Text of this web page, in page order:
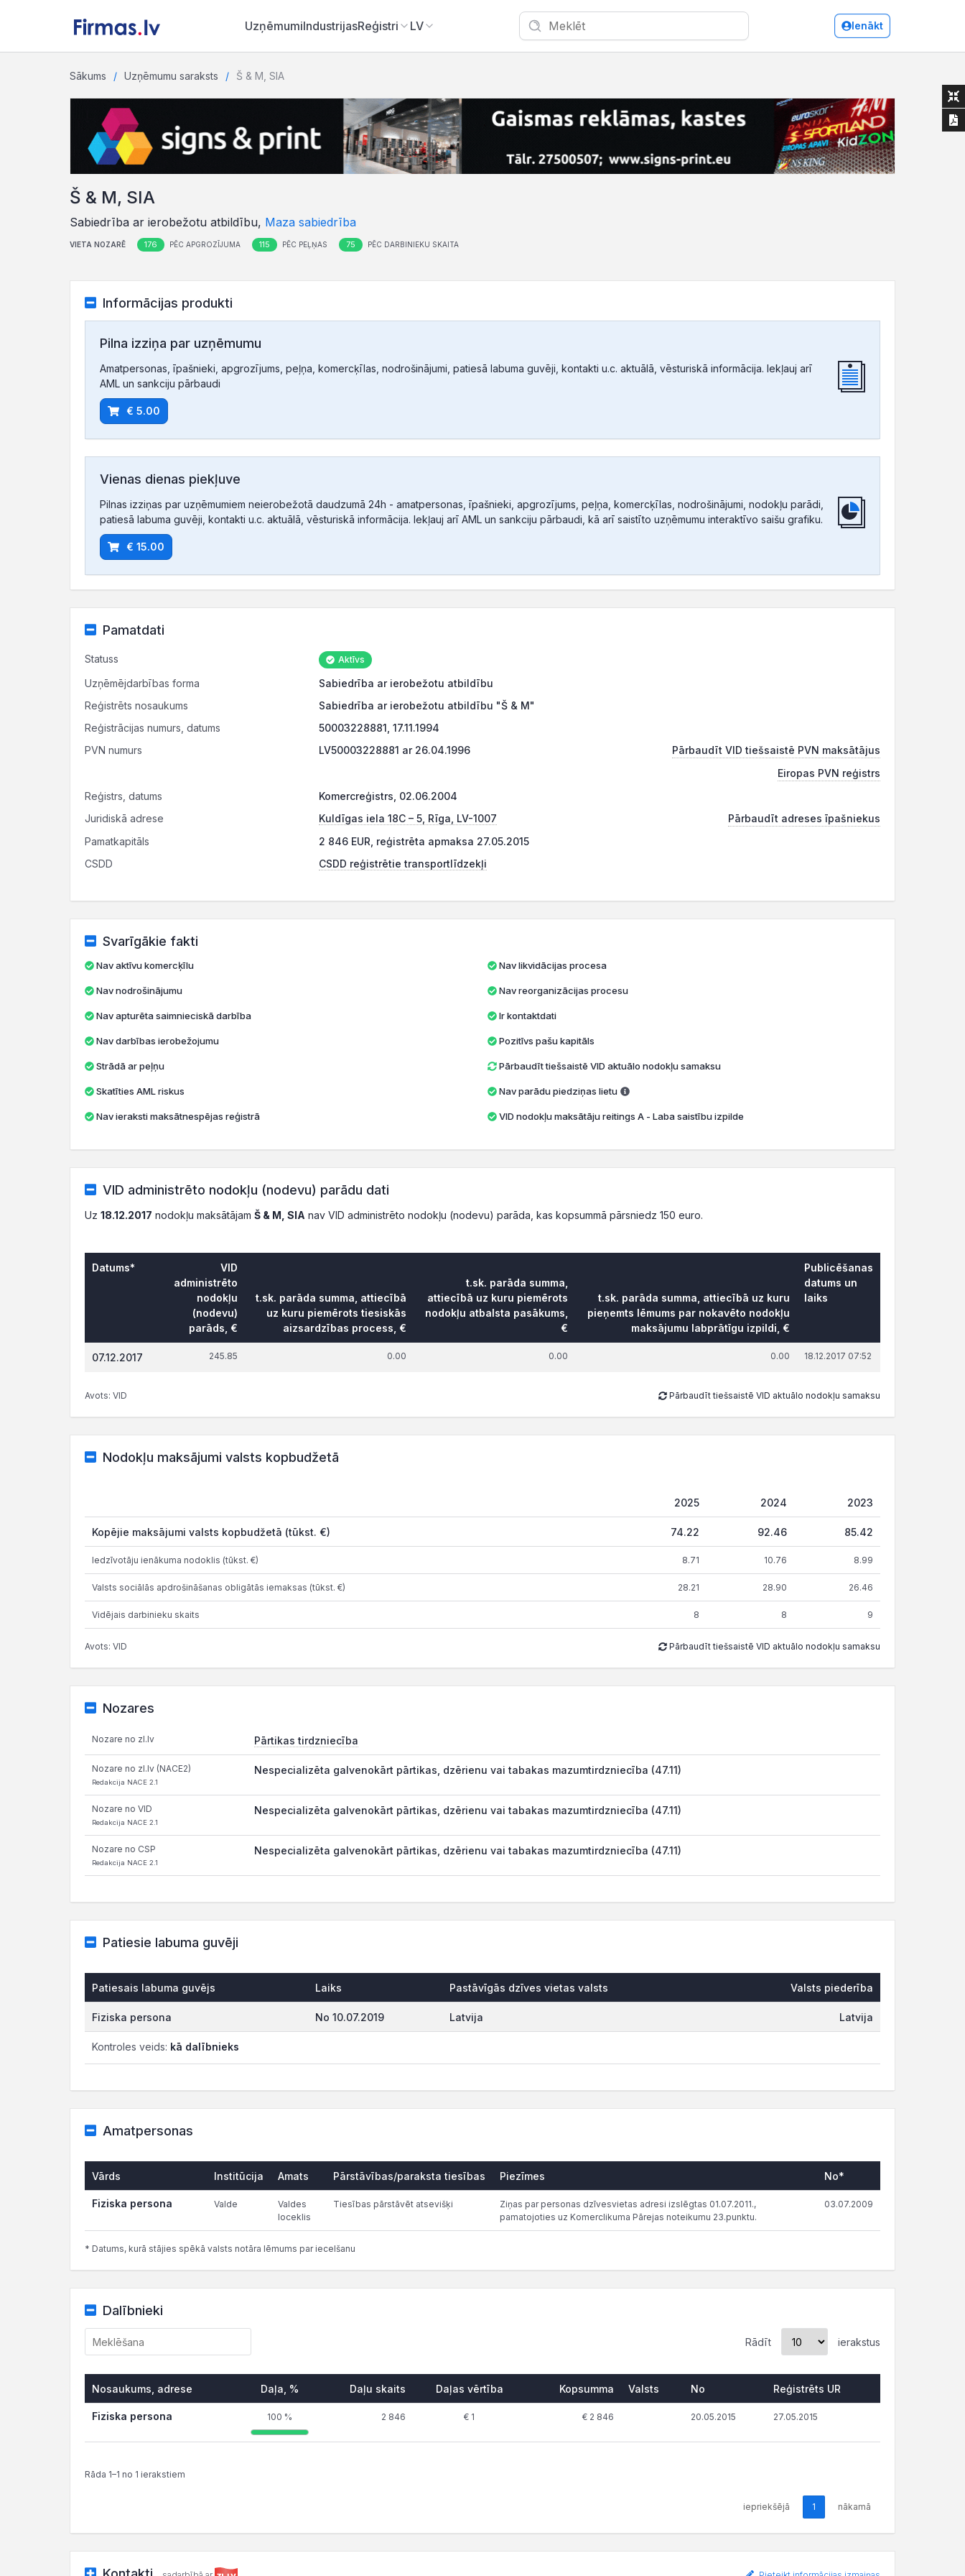
UzņēmumiIndustrijasReģistri LV Ienākt
Sākums Uzņēmumu saraksts Š & M, SIA
Š & M, SIA
Sabiedrība ar ierobežotu atbildību, Maza sabiedrība
VIETA NOZARĒ 176 PĒC APGROZĪJUMA 115 PĒC PEĻŅAS 75 PĒC DARBINIEKU SKAITA
Informācijas produkti
Pilna izziņa par uzņēmumu
Amatpersonas, īpašnieki, apgrozījums, peļņa, komercķīlas, nodrošinājumi, patiesā labuma guvēji, kontakti u.c. aktuālā, vēsturiskā informācija. Iekļauj arī
AML un sankciju pārbaudi
€ 5.00
Vienas dienas piekļuve
Pilnas izziņas par uzņēmumiem neierobežotā daudzumā 24h - amatpersonas, īpašnieki, apgrozījums, peļņa, komercķīlas, nodrošinājumi, nodokļu parādi,
patiesā labuma guvēji, kontakti u.c. aktuālā, vēsturiskā informācija. Iekļauj arī AML un sankciju pārbaudi, kā arī saistīto uzņēmumu interaktīvo saišu grafiku.
€ 15.00
Pamatdati
Statuss Aktīvs
Uzņēmējdarbības forma
Sabiedrība ar ierobežotu atbildību
Reģistrēts nosaukums
Sabiedrība ar ierobežotu atbildību "Š & M"
Reģistrācijas numurs, datums
50003228881, 17.11.1994
PVN numurs
LV50003228881 ar 26.04.1996
Pārbaudīt VID tiešsaistē PVN maksātājus
Eiropas PVN reģistrs
Reģistrs, datums
Komercreģistrs, 02.06.2004
Juridiskā adrese
Kuldīgas iela 18C – 5, Rīga, LV-1007
Pārbaudīt adreses īpašniekus
Pamatkapitāls
2 846 EUR, reģistrēta apmaksa 27.05.2015
CSDD
CSDD reģistrētie transportlīdzekļi
Svarīgākie fakti
Nav aktīvu komercķīlu
Nav nodrošinājumu
Nav apturēta saimnieciskā darbība
Nav darbības ierobežojumu
Strādā ar peļņu
Skatīties AML riskus
Nav ieraksti maksātnespējas reģistrā
Nav likvidācijas procesa
Nav reorganizācijas procesu
Ir kontaktdati
Pozitīvs pašu kapitāls
Pārbaudīt tiešsaistē VID aktuālo nodokļu samaksu
Nav parādu piedziņas lietu
VID nodokļu maksātāju reitings A - Laba saistību izpilde
VID administrēto nodokļu (nodevu) parādu dati
Uz 18.12.2017 nodokļu maksātājam Š & M, SIA nav VID administrēto nodokļu (nodevu) parāda, kas kopsummā pārsniedz 150 euro.
Datums*
VID
administrēto
nodokļu
(nodevu)
parāds, €
t.sk. parāda summa, attiecībā
uz kuru piemērots tiesiskās
aizsardzības process, €
t.sk. parāda summa,
attiecībā uz kuru piemērots
nodokļu atbalsta pasākums,
€
t.sk. parāda summa, attiecībā uz kuru
pieņemts lēmums par nokavēto nodokļu
maksājumu labprātīgu izpildi, €
Publicēšanas
datums un
laiks
07.12.2017 245.85 0.00 0.00 0.00 18.12.2017 07:52
Avots: VID Pārbaudīt tiešsaistē VID aktuālo nodokļu samaksu
Nodokļu maksājumi valsts kopbudžetā
2025 2024 2023
Kopējie maksājumi valsts kopbudžetā (tūkst. €) 74.22 92.46 85.42
Iedzīvotāju ienākuma nodoklis (tūkst. €) 8.71 10.76 8.99
Valsts sociālās apdrošināšanas obligātās iemaksas (tūkst. €) 28.21 28.90 26.46
Vidējais darbinieku skaits 8 8 9
Avots: VID Pārbaudīt tiešsaistē VID aktuālo nodokļu samaksu
Nozares
Nozare no zl.lv Pārtikas tirdzniecība
Nozare no zl.lv (NACE2)
Redakcija NACE 2.1
Nespecializēta galvenokārt pārtikas, dzērienu vai tabakas mazumtirdzniecība (47.11)
Nozare no VID
Redakcija NACE 2.1
Nespecializēta galvenokārt pārtikas, dzērienu vai tabakas mazumtirdzniecība (47.11)
Nozare no CSP
Redakcija NACE 2.1
Nespecializēta galvenokārt pārtikas, dzērienu vai tabakas mazumtirdzniecība (47.11)
Patiesie labuma guvēji
Patiesais labuma guvējs Laiks Pastāvīgās dzīves vietas valsts Valsts piederība
Fiziska persona No 10.07.2019 Latvija Latvija
Kontroles veids: kā dalībnieks
Amatpersonas
Vārds Institūcija Amats Pārstāvības/paraksta tiesības Piezīmes No*
Fiziska persona Valde
Valdes
loceklis
Tiesības pārstāvēt atsevišķi
Ziņas par personas dzīvesvietas adresi izslēgtas 01.07.2011.,
pamatojoties uz Komerclikuma Pārejas noteikumu 23.punktu.
03.07.2009
* Datums, kurā stājies spēkā valsts notāra lēmums par iecelšanu
Dalībnieki
Rādīt ierakstus
Nosaukums, adrese Daļa, % Daļu skaits Daļas vērtība Kopsumma Valsts No Reģistrēts UR
Fiziska persona 100 % 2 846 € 1 € 2 846 20.05.2015 27.05.2015
Rāda 1–1 no 1 ierakstiem
iepriekšējā 1 nākamā